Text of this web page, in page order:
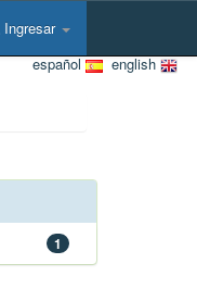
Ingresar
english
español
1